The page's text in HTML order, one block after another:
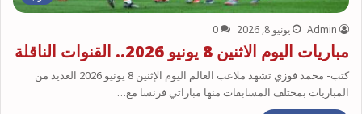
Admin يونيو 8, 2026 0
مباريات اليوم الاثنين 8 يونيو 2026.. القنوات الناقلة
كتب- محمد فوزي تشهد ملاعب العالم اليوم الإثنين 8 يونيو 2026 العديد من
المباريات بمختلف المسابقات منها مباراتي فرنسا مع…